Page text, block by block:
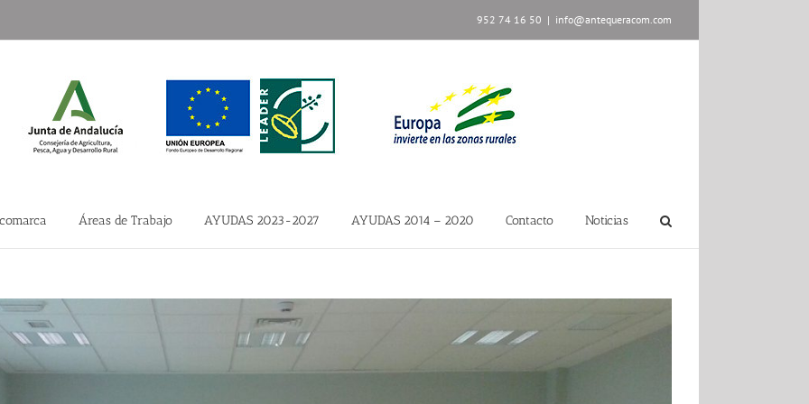
952 74 16 50 | info@antequeracom.com
Áreas de Trabajo AYUDAS 2023-2027 AYUDAS 2014 – 2020 Contacto Noticias